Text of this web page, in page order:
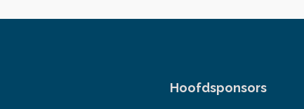
Hoofdsponsors